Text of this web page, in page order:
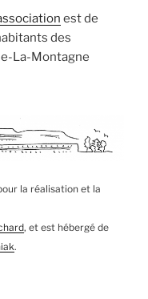
est de
des
La-Montagne
la réalisation et la
, et est hébergé de
.